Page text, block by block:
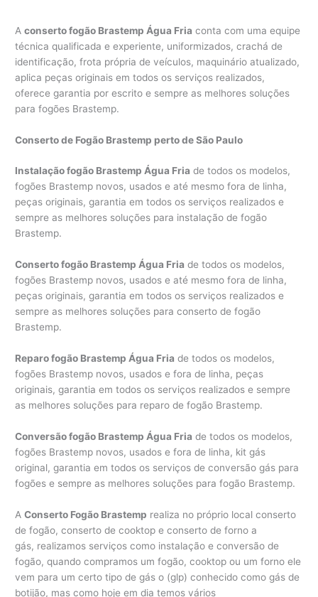
Aconserto fogão Brastemp Água Fria conta com uma equipe
técnica qualificada e experiente, uniformizados, crachá de
identificação, frota própria de veículos, maquinário atualizado,
aplica peças originais em todos os serviços realizados,
oferece garantia por escrito e sempre as melhores soluções
para fogões Brastemp.
Conserto de Fogão Brastemp perto de São Paulo
Instalação fogão Brastemp Água Fria de todos os modelos,
fogões Brastemp novos, usados e até mesmo fora de linha,
peças originais, garantia em todos os serviços realizados e
sempre as melhores soluções para instalação de fogão
Brastemp.
Conserto fogão Brastemp Água Fria de todos os modelos,
fogões Brastemp novos, usados e até mesmo fora de linha,
peças originais, garantia em todos os serviços realizados e
sempre as melhores soluções para conserto de fogão
Brastemp.
Reparo fogão Brastemp Água Fria de todos os modelos,
fogões Brastemp novos, usados e fora de linha, peças
originais, garantia em todos os serviços realizados e sempre
as melhores soluções para reparo de fogão Brastemp.
Conversão fogão Brastemp Água Fria de todos os modelos,
fogões Brastemp novos, usados e fora de linha, kit gás
original, garantia em todos os serviços de conversão gás para
fogões e sempre as melhores soluções para fogão Brastemp.
AConserto Fogão Brastemp realiza no próprio local conserto
de fogão, conserto de cooktop e conserto de forno a
gás, realizamos serviços como instalação e conversão de
fogão, quando compramos um fogão, cooktop ou um forno ele
vem para um certo tipo de gás o (glp) conhecido como gás de
botijão, mas como hoje em dia temos vários